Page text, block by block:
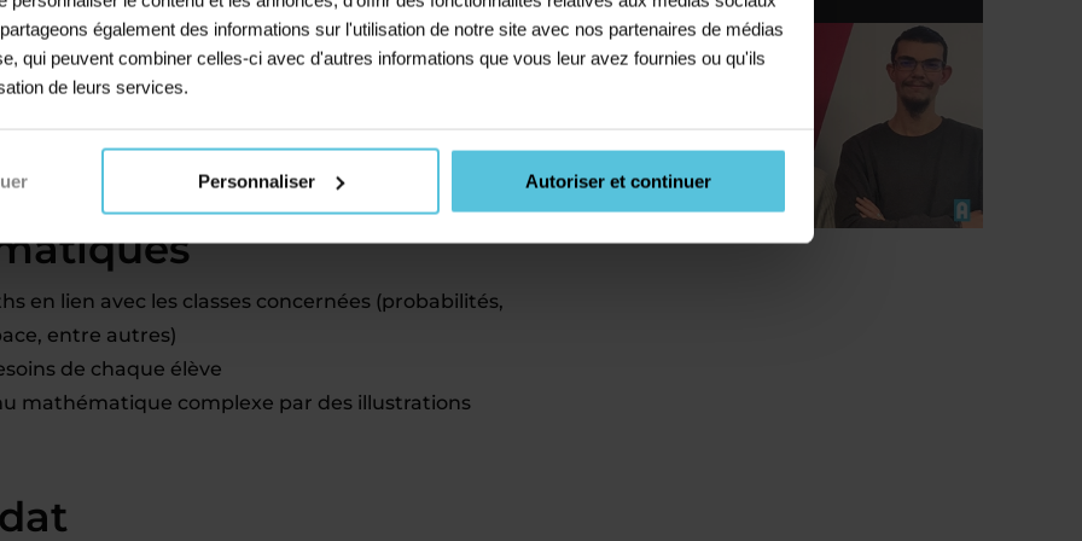
également des informations sur l'utilisation de notre site avec nos partenaires de médias
qui peuvent combiner celles-ci avec d'autres informations que vous leur avez fournies ou qu'ils
de leurs services.
Personnaliser Autoriser et continuer
desformalités administratives
et à une appli mobile de suivi
ou en stage collectif pendant les vacances
comme professeur
en lien avec les classes concernées (probabilités,
entre autres)
de chaque élève
mathématique complexe par des illustrations